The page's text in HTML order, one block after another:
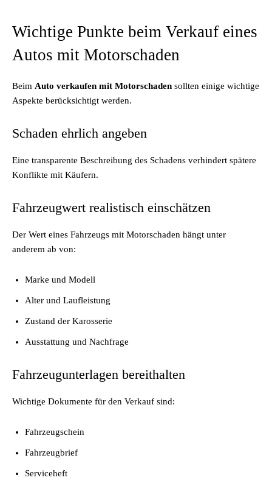
Wichtige Punkte beim Verkauf eines
Autos mit Motorschaden
Beim Auto verkaufen mit Motorschaden sollten einige wichtige
Aspekte berücksichtigt werden.
Schaden ehrlich angeben
Eine transparente Beschreibung des Schadens verhindert spätere
Konflikte mit Käufern.
Fahrzeugwert realistisch einschätzen
Der Wert eines Fahrzeugs mit Motorschaden hängt unter
anderem ab von:
Marke und Modell
Alter und Laufleistung
Zustand der Karosserie
Ausstattung und Nachfrage
Fahrzeugunterlagen bereithalten
Wichtige Dokumente für den Verkauf sind:
Fahrzeugschein
Fahrzeugbrief
Serviceheft